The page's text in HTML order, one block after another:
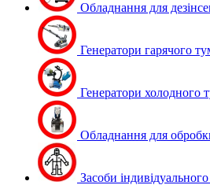
Обладнання для
Генератори гарячого
Генератори холодного
Обладнання для
Засоби